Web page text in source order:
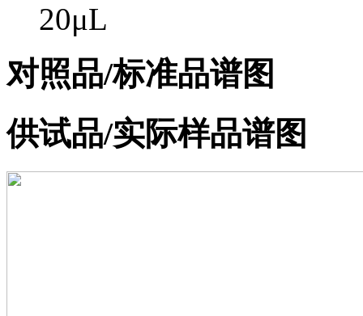
20μL
对照品/标准品谱图
供试品/实际样品谱图